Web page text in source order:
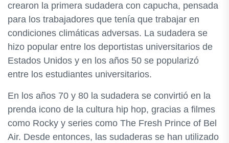
crearon la primera sudadera con capucha, pensada
para los trabajadores que tenía que trabajar en
condiciones climáticas adversas. La sudadera se
hizo popular entre los deportistas universitarios de
Estados Unidos y en los años 50 se popularizó
entre los estudiantes universitarios.
En los años 70 y 80 la sudadera se convirtió en la
prenda icono de la cultura hip hop, gracias a filmes
como Rocky y series como The Fresh Prince of Bel
Air. Desde entonces, las sudaderas se han utilizado